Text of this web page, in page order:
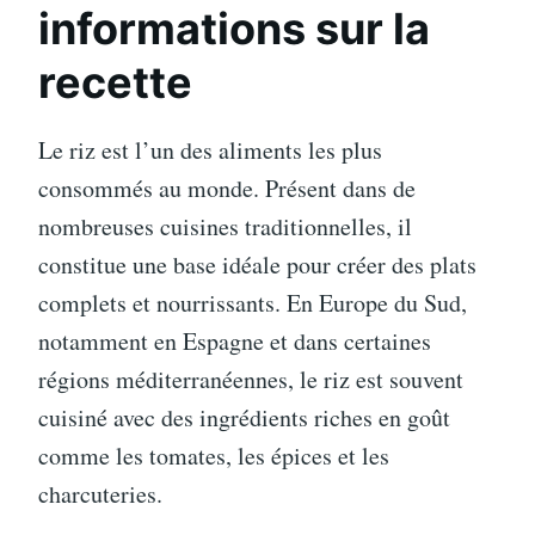
informations sur la
recette
Le riz est l’un des aliments les plus
consommés au monde. Présent dans de
nombreuses cuisines traditionnelles, il
constitue une base idéale pour créer des plats
complets et nourrissants. En Europe du Sud,
notamment en Espagne et dans certaines
régions méditerranéennes, le riz est souvent
cuisiné avec des ingrédients riches en goût
comme les tomates, les épices et les
charcuteries.